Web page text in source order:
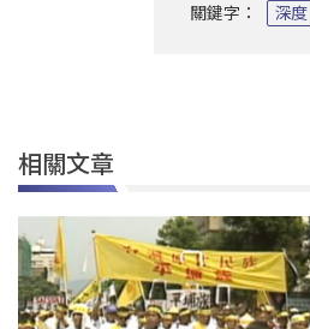
關鍵字： 深度
相關文章